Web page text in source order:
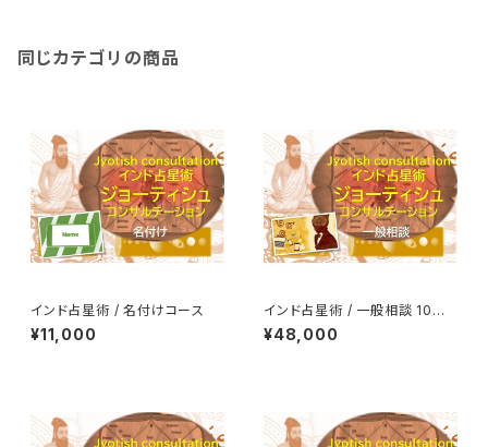
同じカテゴリの商品
インド占星術 / 名付けコース
¥11,000
インド占星術 / 一般相談 10問
コース
¥48,000